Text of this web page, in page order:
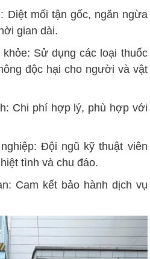
Diệt mối tận gốc, ngăn ngừa
gian dài.
Sử dụng các loại thuốc
độc hại cho người và vật
Chi phí hợp lý, phù hợp với
Đội ngũ kỹ thuật viên
tình và chu đáo.
Cam kết bảo hành dịch vụ